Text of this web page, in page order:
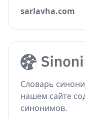
sarlavha.com
Словарь
нашем сайте
синонимов.